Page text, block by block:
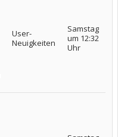
User-
Neuigkeiten
Samstag
um 12:32
Uhr